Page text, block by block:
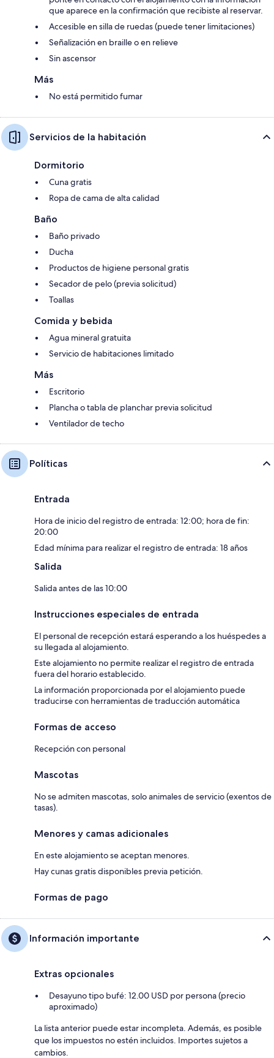
que aparece en la confirmación que recibiste al reservar.
Accesible en silla de ruedas (puede tener limitaciones)
Señalización en braille o en relieve
Sin ascensor
Más
No está permitido fumar
Servicios de la habitación
Dormitorio
Cuna gratis
Ropa de cama de alta calidad
Baño
Baño privado
Ducha
Productos de higiene personal gratis
Secador de pelo (previa solicitud)
Toallas
Comida y bebida
Agua mineral gratuita
Servicio de habitaciones limitado
Más
Escritorio
Plancha o tabla de planchar previa solicitud
Ventilador de techo
Políticas
Entrada
Hora de inicio del registro de entrada: 12:00; hora de fin:
20:00
Edad mínima para realizar el registro de entrada: 18 años
Salida
Salida antes de las 10:00
Instrucciones especiales de entrada
El personal de recepción estará esperando a los huéspedes a
su llegada al alojamiento.
Este alojamiento no permite realizar el registro de entrada
fuera del horario establecido.
La información proporcionada por el alojamiento puede
traducirse con herramientas de traducción automática
Formas de acceso
Recepción con personal
Mascotas
No se admiten mascotas, solo animales de servicio (exentos de
tasas).
Menores y camas adicionales
En este alojamiento se aceptan menores.
Hay cunas gratis disponibles previa petición.
Formas de pago
Información importante
Extras opcionales
Desayuno tipo bufé: 12.00 USD por persona (precio
aproximado)
La lista anterior puede estar incompleta. Además, es posible
que los impuestos no estén incluidos. Importes sujetos a
cambios.